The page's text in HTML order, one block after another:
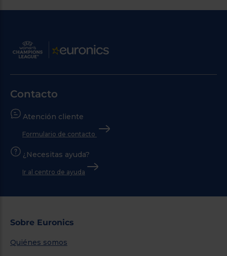
Contacto
Atención cliente
Formulario de contacto
¿Necesitas ayuda?
Ir al centro de ayuda
Sobre Euronics
Quiénes somos